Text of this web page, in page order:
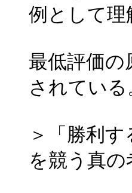
例として理
最低評価の
されている
＞「勝利
を競う真